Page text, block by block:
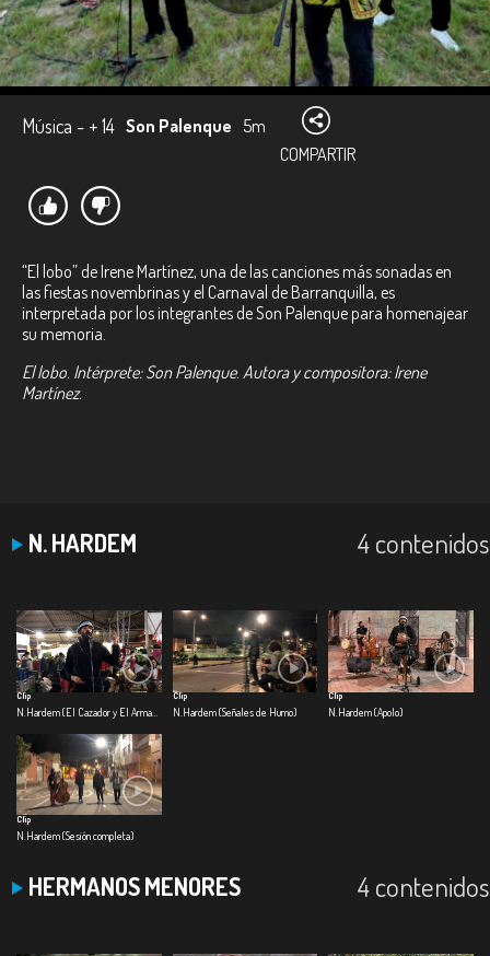
Música - + 14 Son Palenque 5m
COMPARTIR
“El lobo” de Irene Martínez, una de las canciones más sonadas en
las fiestas novembrinas y el Carnaval de Barranquilla, es
interpretada por los integrantes de Son Palenque para homenajear
su memoria.
El lobo. Intérprete: Son Palenque. Autora y compositora: Irene
Martínez.
N. HARDEM 4 contenidos
Clip Clip
N.Hardem (Señales de Humo)
Clip
N.Hardem (Apolo)
Clip
N.Hardem (Sesión completa)
HERMANOS MENORES 4 contenidos